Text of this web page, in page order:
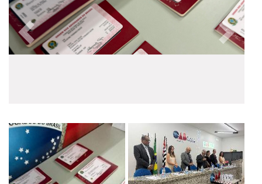
Anterior Próxima